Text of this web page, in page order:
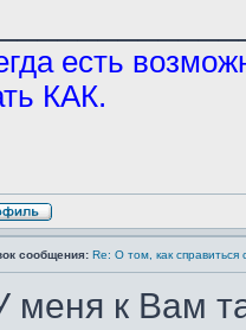
есть
КАК.
сообщения: Re: О том, как справиться
меня к Вам